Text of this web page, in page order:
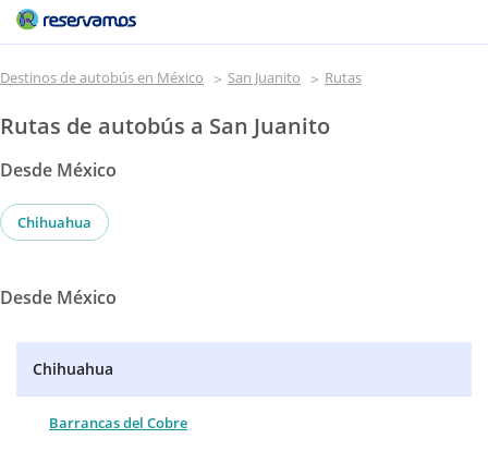
Destinos de autobús en México San Juanito Rutas
Rutas de autobús a San Juanito
Desde México
Chihuahua
Desde México
Chihuahua
Barrancas del Cobre